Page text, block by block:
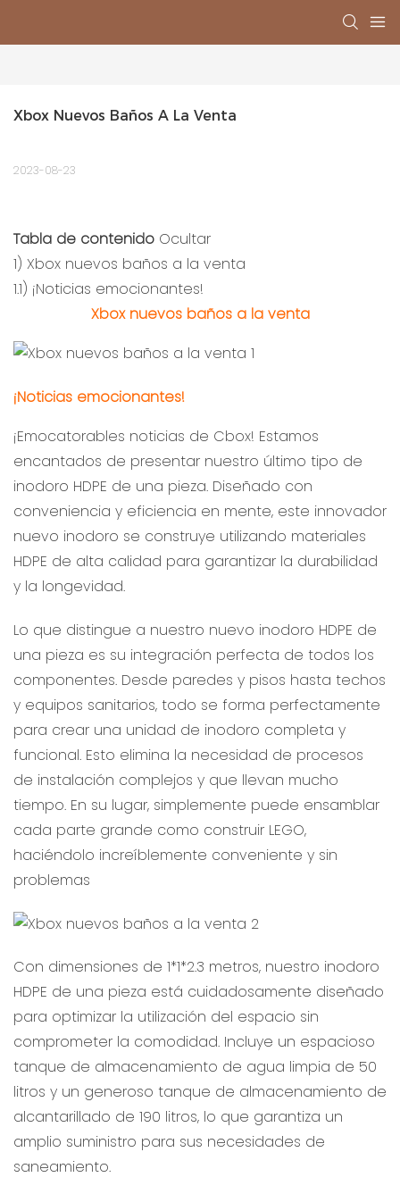
Xbox Nuevos Baños A La Venta
2023-08-23
Tabla de contenido Ocultar
1) Xbox nuevos baños a la venta
1.1) ¡Noticias emocionantes!
Xbox nuevos baños a la venta
¡Noticias emocionantes!
¡Emocatorables noticias de Cbox! Estamos
encantados de presentar nuestro último tipo de
inodoro HDPE de una pieza. Diseñado con
conveniencia y eficiencia en mente, este innovador
nuevo inodoro se construye utilizando materiales
HDPE de alta calidad para garantizar la durabilidad
y la longevidad.
Lo que distingue a nuestro nuevo inodoro HDPE de
una pieza es su integración perfecta de todos los
componentes. Desde paredes y pisos hasta techos
y equipos sanitarios, todo se forma perfectamente
para crear una unidad de inodoro completa y
funcional. Esto elimina la necesidad de procesos
de instalación complejos y que llevan mucho
tiempo. En su lugar, simplemente puede ensamblar
cada parte grande como construir LEGO,
haciéndolo increíblemente conveniente y sin
problemas
Con dimensiones de 1*1*2.3 metros, nuestro inodoro
HDPE de una pieza está cuidadosamente diseñado
para optimizar la utilización del espacio sin
comprometer la comodidad. Incluye un espacioso
tanque de almacenamiento de agua limpia de 50
litros y un generoso tanque de almacenamiento de
alcantarillado de 190 litros, lo que garantiza un
amplio suministro para sus necesidades de
saneamiento.